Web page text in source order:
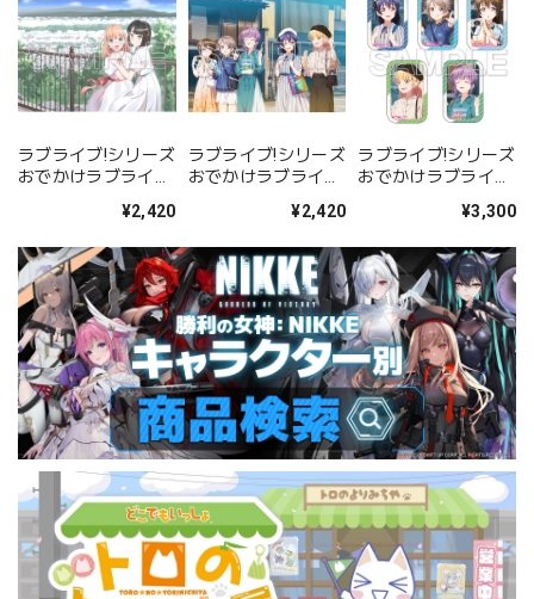
ラブライブ!シリーズ
おでかけラブライブ!
¥2,420
ラブライブ!シリーズ
おでかけラブライブ!
未&曜&しずく&すみ
¥2,420
ラブライブ!シリーズ
おでかけラブライブ!
ット 海未&曜&しず
¥3,300